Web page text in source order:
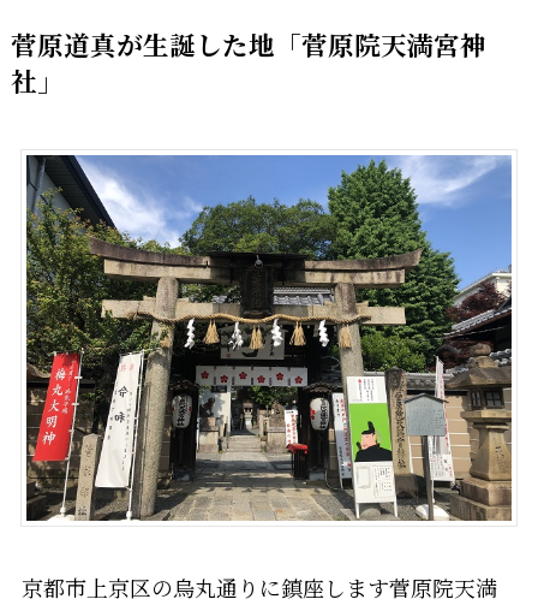
菅原道真が生誕した地「菅原院天満宮神
社」
京都市上京区の烏丸通りに鎮座します菅原院天満